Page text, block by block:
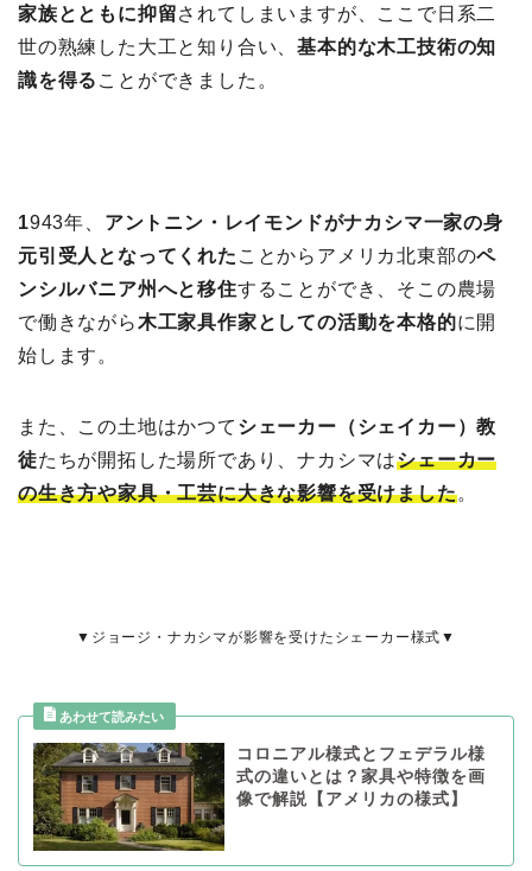
家族とともに抑留されてしまいますが、ここで日系二
世の熟練した大工と知り合い、基本的な木工技術の知
識を得る ことができました。
1943年、 アントニン・レイモンドがナカシマ一家の身
元引受人となってくれた ことからアメリカ北東部のペ
ンシルバニア州へと移住することができ、そこの農場
で働きながら木工家具作家としての活動を本格的に開
始します。
また、この土地はかつて シェーカー（シェイカー）教
徒たちが開拓した場所であり、ナカシマはシェーカー
の生き方や家具・工芸に大きな影響を受けました。
▼ジョージ・ナカシマが影響を受けたシェーカー様式▼
コロニアル様式とフェデラル様
式の違いとは？家具や特徴を画
像で解説【アメリカの様式】